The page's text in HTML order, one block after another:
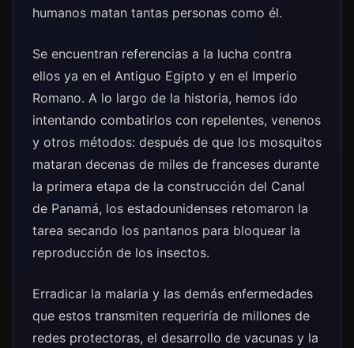
humanos matan tantas personas como él.
Se encuentran referencias a la lucha contra
ellos ya en el Antiguo Egipto y en el Imperio
Romano. A lo largo de la historia, hemos ido
intentando combatirlos con repelentes, venenos
y otros métodos: después de que los mosquitos
mataran decenas de miles de franceses durante
la primera etapa de la construcción del Canal
de Panamá, los estadounidenses retomaron la
tarea secando los pantanos para bloquear la
reproducción de los insectos.
Erradicar la malaria y las demás enfermedades
que estos transmiten requeriría de millones de
redes protectoras, el desarrollo de vacunas y la